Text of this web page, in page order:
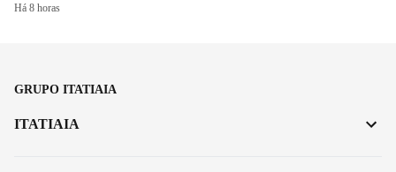
Há 8 horas
GRUPO ITATIAIA
ITATIAIA